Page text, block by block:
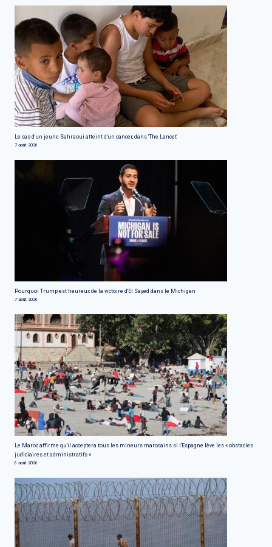
Le cas d'un jeune Sahraoui atteint d'un cancer, dans 'The Lancet'
7 août 2026
Pourquoi Trump est heureux de la victoire d'El Sayed dans le Michigan
7 août 2026
Le Maroc affirme qu'il acceptera tous les mineurs marocains si l'Espagne lève les « obstacles
judiciaires et administratifs »
6 août 2026